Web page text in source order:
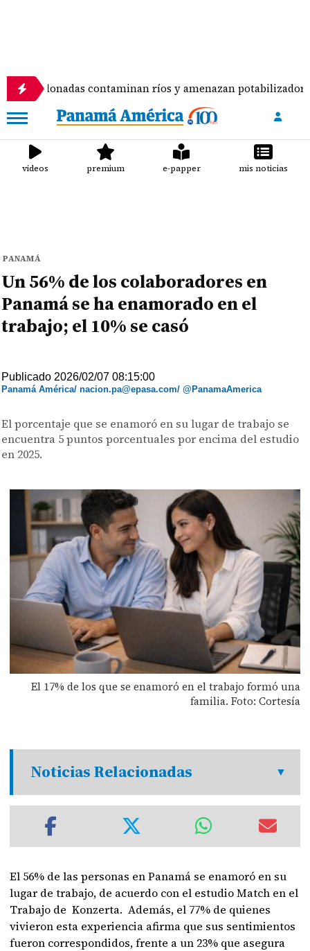
contaminan ríos y amenazan potabilizadora en
videos premium e-papper mis noticias
PANAMÁ
Un 56% de los colaboradores en
Panamá se ha enamorado en el
trabajo; el 10% se casó
Publicado 2026/02/07 08:15:00
Panamá América/ nacion.pa@epasa.com/ @PanamaAmerica
El porcentaje que se enamoró en su lugar de trabajo se
encuentra 5 puntos porcentuales por encima del estudio
en 2025.
El 17% de los que se enamoró en el trabajo formó una
familia. Foto: Cortesía
Noticias Relacionadas
El 56% de las personas en Panamá se enamoró en su
lugar de trabajo, de acuerdo con el estudio Match en el
Trabajo de Konzerta. Además, el 77% de quienes
vivieron esta experiencia afirma que sus sentimientos
fueron correspondidos, frente a un 23% que asegura